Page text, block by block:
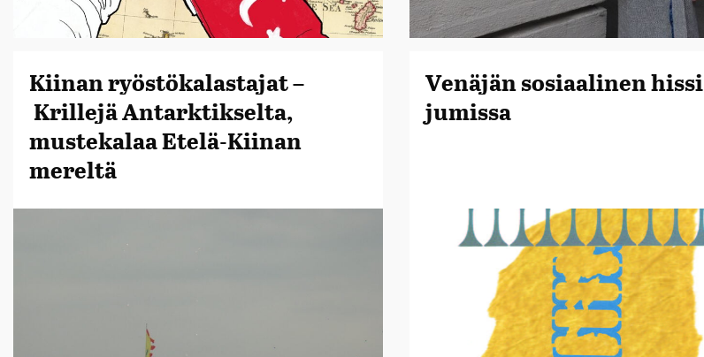
Kiinan ryöstökalastajat –
Krillejä Antarktikselta,
mustekalaa Etelä-Kiinan
mereltä
Venäjän sosiaalinen hissi
jumissa